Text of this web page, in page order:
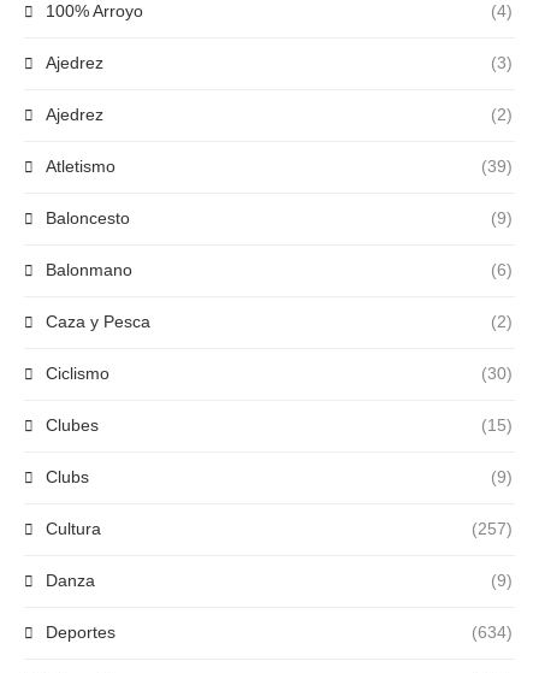
100% Arroyo (4)
Ajedrez (3)
Ajedrez (2)
Atletismo (39)
Baloncesto (9)
Balonmano (6)
Caza y Pesca (2)
Ciclismo (30)
Clubes (15)
Clubs (9)
Cultura (257)
Danza (9)
Deportes (634)